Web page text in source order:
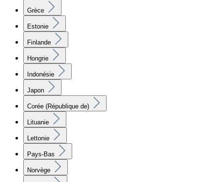
Grèce
Estonie
Finlande
Hongrie
Indonésie
Japon
Corée (République de)
Lituanie
Lettonie
Pays-Bas
Norvège